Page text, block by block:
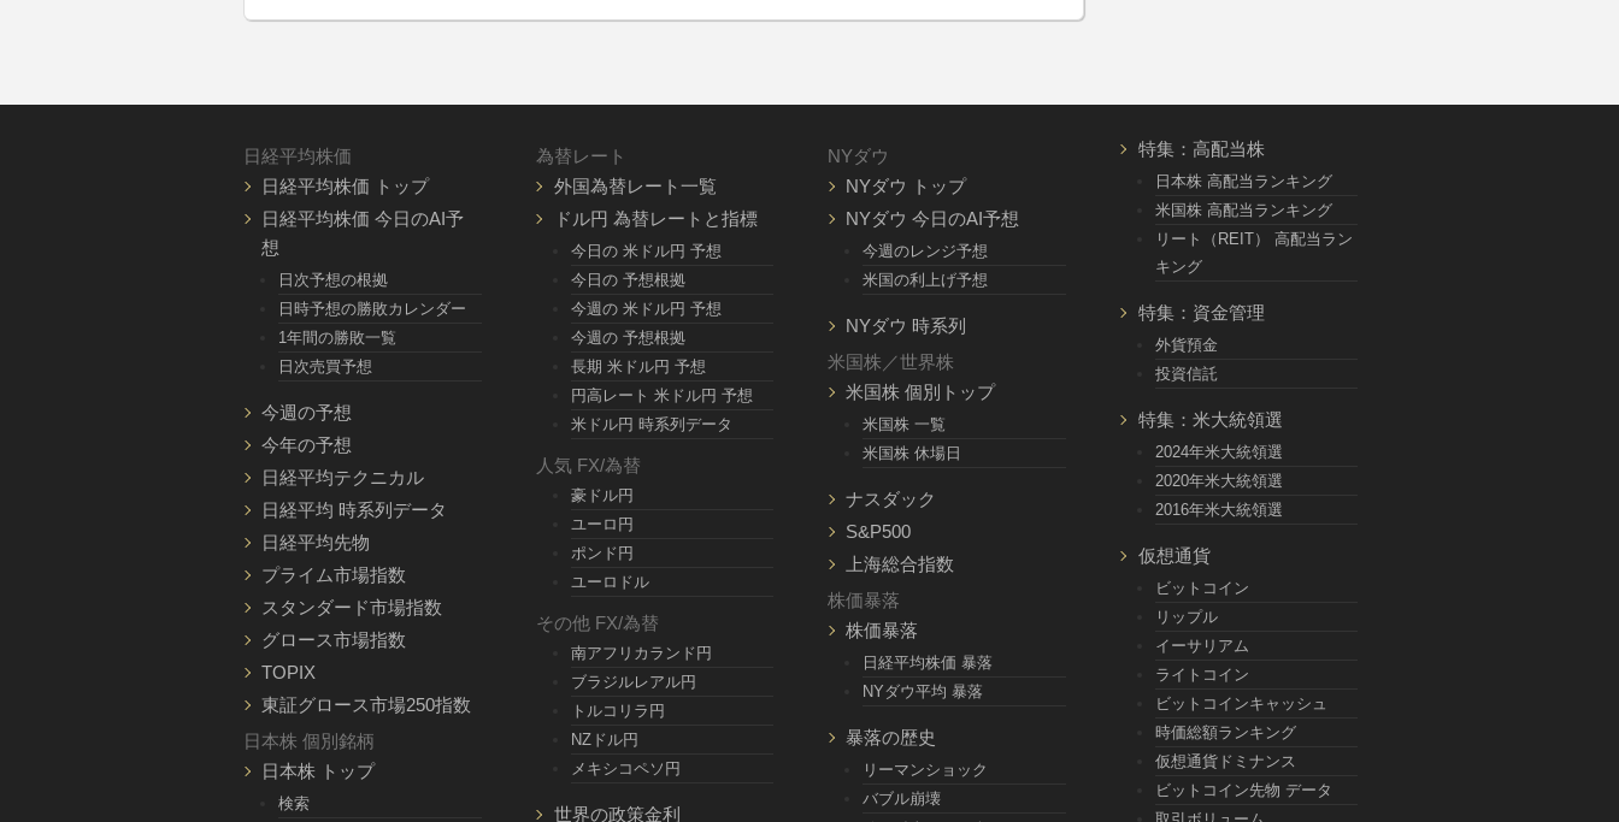
日経平均株価
日経平均株価 トップ
日経平均株価 今日のAI予
想
日次予想の根拠
日時予想の勝敗カレンダー
1年間の勝敗一覧
日次売買予想
今週の予想
今年の予想
日経平均テクニカル
日経平均 時系列データ
日経平均先物
プライム市場指数
スタンダード市場指数
グロース市場指数
TOPIX
東証グロース市場250指数
日本株 個別銘柄
日本株 トップ
検索
為替レート
外国為替レート一覧
ドル円 為替レートと指標
今日の 米ドル円 予想
今日の 予想根拠
今週の 米ドル円 予想
今週の 予想根拠
長期 米ドル円 予想
円高レート 米ドル円 予想
米ドル円 時系列データ
人気 FX/為替
豪ドル円
ユーロ円
ポンド円
ユーロドル
その他 FX/為替
南アフリカランド円
ブラジルレアル円
トルコリラ円
NZドル円
メキシコペソ円
世界の政策金利
NYダウ
NYダウ トップ
NYダウ 今日のAI予想
今週のレンジ予想
米国の利上げ予想
NYダウ 時系列
米国株／世界株
米国株 個別トップ
米国株 一覧
米国株 休場日
ナスダック
S&P500
上海総合指数
株価暴落
株価暴落
日経平均株価 暴落
NYダウ平均 暴落
暴落の歴史
リーマンショック
バブル崩壊
特集：高配当株
日本株 高配当ランキング
米国株 高配当ランキング
リート（REIT） 高配当ラン
キング
特集：資金管理
外貨預金
投資信託
特集：米大統領選
2024年米大統領選
2020年米大統領選
2016年米大統領選
仮想通貨
ビットコイン
リップル
イーサリアム
ライトコイン
ビットコインキャッシュ
時価総額ランキング
仮想通貨ドミナンス
ビットコイン先物 データ